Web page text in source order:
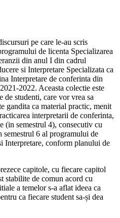
pe care le-au scris
de licenta Specializarea
din anul I din cadrul
si Interpretare Specializata ca
Interpretare de conferinta din
2022. Aceasta colectie este
studenti, care vor vrea sa
gandita ca material practic, menit
interpretarii de conferinta,
(in semestrul 4), consecutiv cu
semestrul 6 al programului de
Interpretare, conform planului de
capitole, cu fiecare capitol
stabilite de comun acord cu
a temelor s-a aflat ideea ca
ca fiecare student sa-și dea